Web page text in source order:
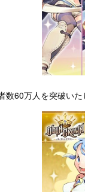
数60万人を突破い